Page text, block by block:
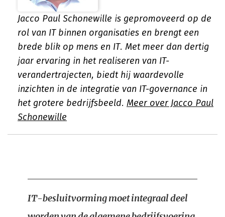
Jacco Paul Schonewille is gepromoveerd op de
rol van IT binnen organisaties en brengt een
brede blik op mens en IT. Met meer dan dertig
jaar ervaring in het realiseren van IT-
verandertrajecten, biedt hij waardevolle
inzichten in de integratie van IT-governance in
het grotere bedrijfsbeeld. Meer over Jacco Paul
Schonewille
IT-besluitvorming moet integraal deel